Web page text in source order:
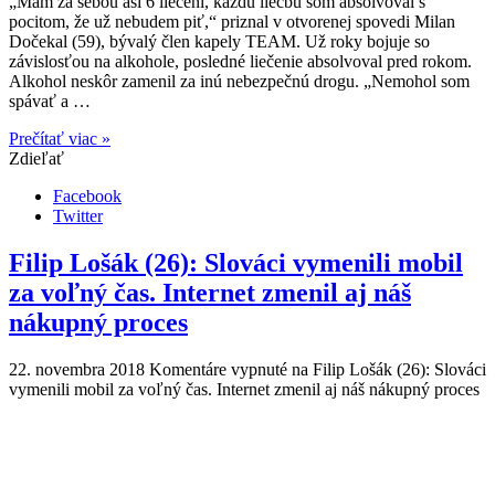
pocitom, že už nebudem piť,“ priznal v otvorenej spovedi Milan
Dočekal (59), bývalý člen kapely TEAM. Už roky bojuje so
závislosťou na alkohole, posledné liečenie absolvoval pred rokom.
Alkohol neskôr zamenil za inú nebezpečnú drogu. „Nemohol som
spávať a …
Prečítať viac »
Zdieľať
Facebook
Twitter
Filip Lošák (26): Slováci vymenili mobil
za voľný čas. Internet zmenil aj náš
nákupný proces
22. novembra 2018 Komentáre vypnuté na Filip Lošák (26): Slováci
vymenili mobil za voľný čas. Internet zmenil aj náš nákupný proces